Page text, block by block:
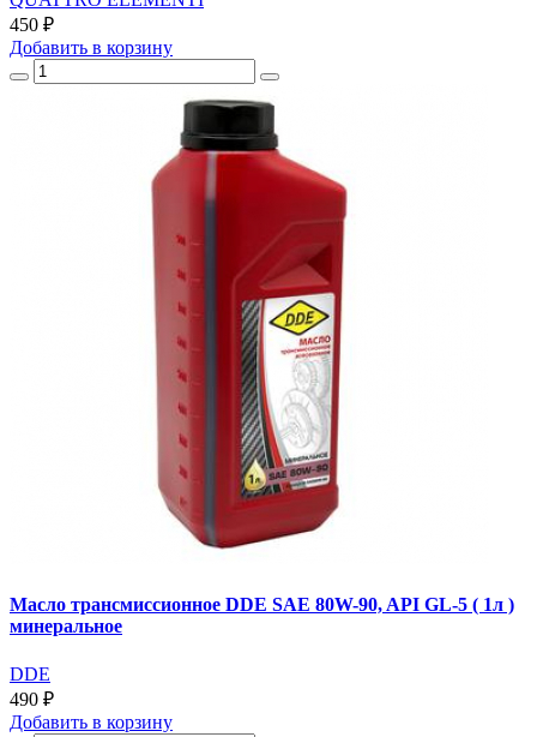
450 ₽
Добавить в корзину
Масло трансмиссионное DDE SAE 80W-90, API GL-5 ( 1л )
минеральное
DDE
490 ₽
Добавить в корзину